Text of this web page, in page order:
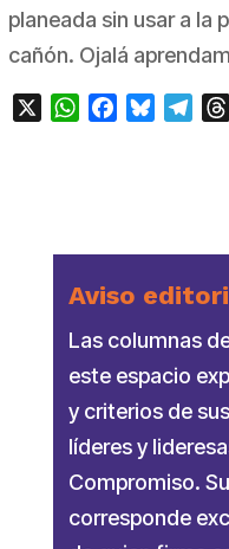
planeada sin usar a la
cañón. Ojalá
WhatsApp
FacebookBluesky
Aviso
Las columnas
este espacio
y criterios de
líderes y
Compromiso.
corresponde